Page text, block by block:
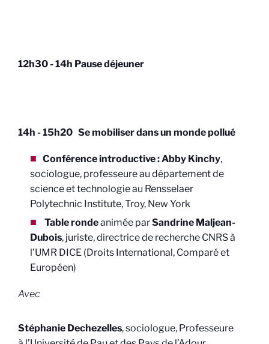
12h30 - 14h Pause déjeuner
14h - 15h20 Se mobiliser dans un monde pollué
Conférence introductive :Abby Kinchy,
sociologue, professeure au département de
science et technologie au Rensselaer
Polytechnic Institute, Troy, New York
Table rondeanimée parSandrine Maljean-
Dubois, juriste, directrice de recherche CNRS à
l’UMR DICE (Droits International, Comparé et
Européen)
Avec
Stéphanie Dechezelles, sociologue, Professeure